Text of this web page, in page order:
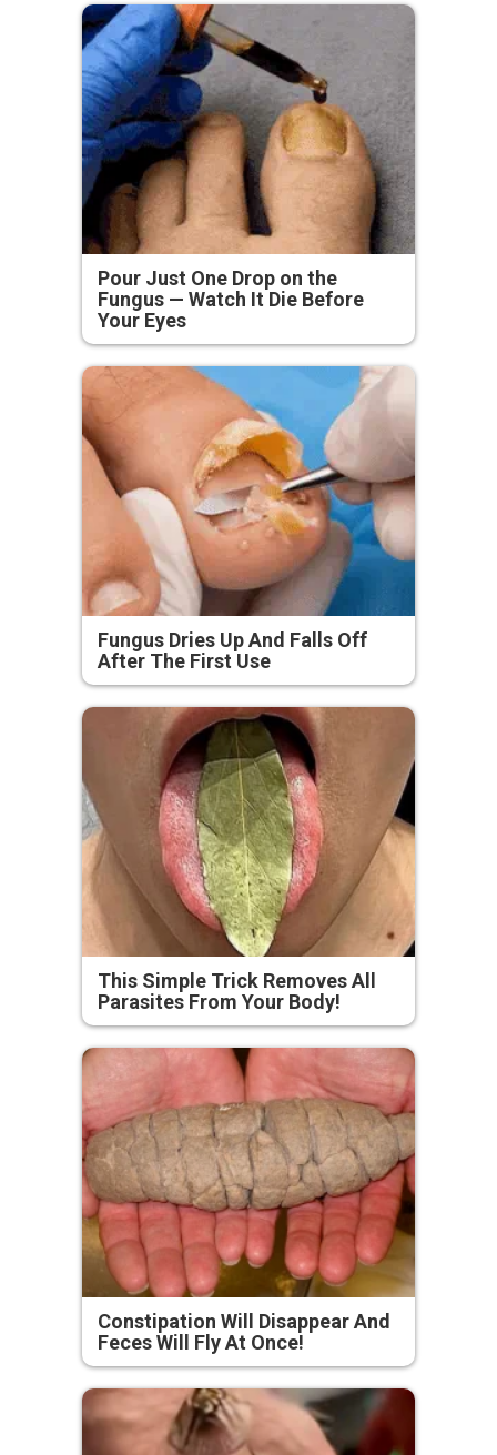
Pour Just One Drop on the
Fungus — Watch It Die Before
Your Eyes
Fungus Dries Up And Falls Off
After The First Use
This Simple Trick Removes All
Parasites From Your Body!
Constipation Will Disappear And
Feces Will Fly At Once!